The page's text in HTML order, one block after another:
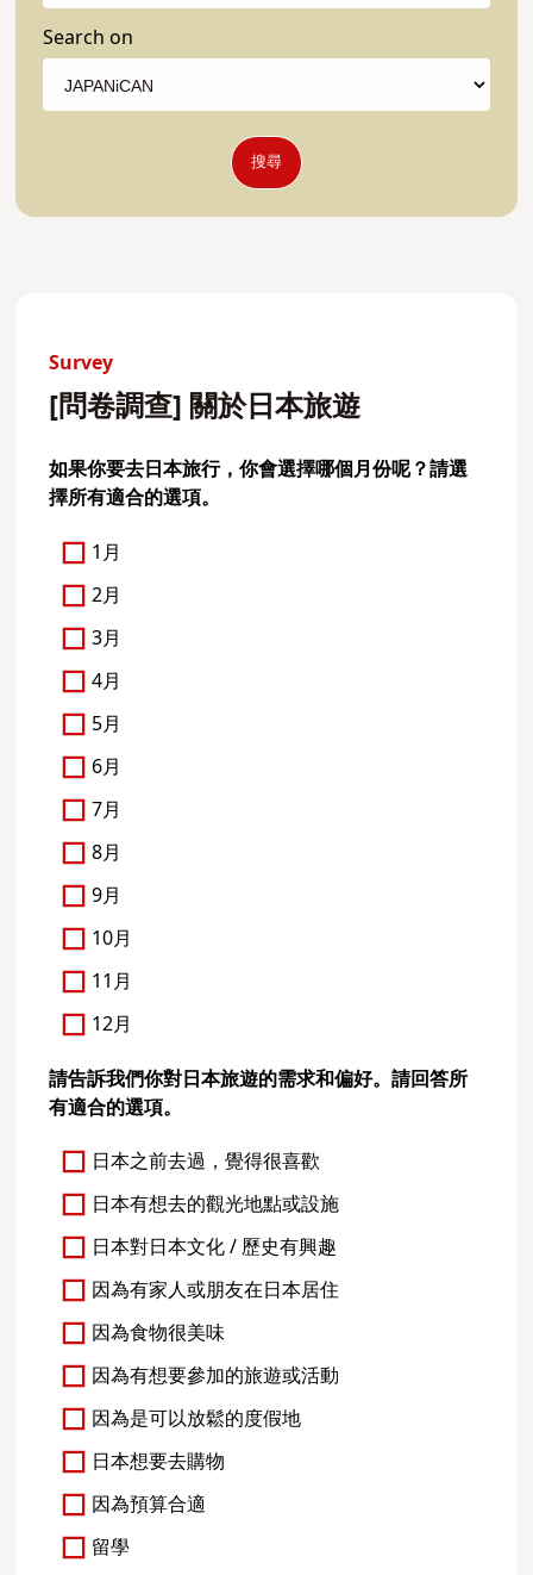
Search on
搜尋
Survey
[問卷調查] 關於日本旅遊
如果你要去日本旅行，你會選擇哪個月份呢？請選
擇所有適合的選項。
1月
2月
3月
4月
5月
6月
7月
8月
9月
10月
11月
12月
請告訴我們你對日本旅遊的需求和偏好。請回答所
有適合的選項。
日本之前去過，覺得很喜歡
日本有想去的觀光地點或設施
日本對日本文化 / 歷史有興趣
因為有家人或朋友在日本居住
因為食物很美味
因為有想要參加的旅遊或活動
因為是可以放鬆的度假地
日本想要去購物
因為預算合適
留學